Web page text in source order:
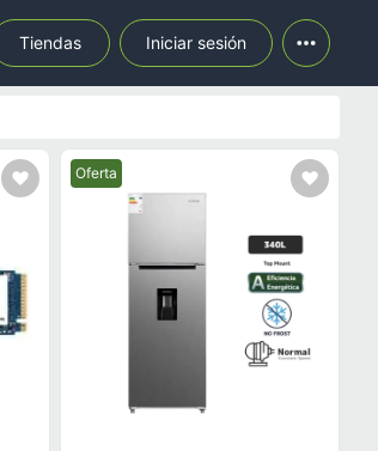
Tiendas Iniciar sesión
Mejor precio.
Oferta